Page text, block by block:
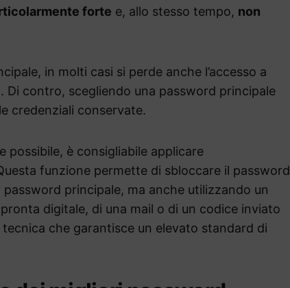
forte e, allo stesso tempo, non
in molti casi si perde anche l’accesso a
Di contro, scegliendo una password principale
credenziali conservate.
possibile, è consigliabile applicare
funzione permette di sbloccare il password
principale, ma anche utilizzando un
digitale, di una mail o di un codice inviato
che garantisce un elevato standard di